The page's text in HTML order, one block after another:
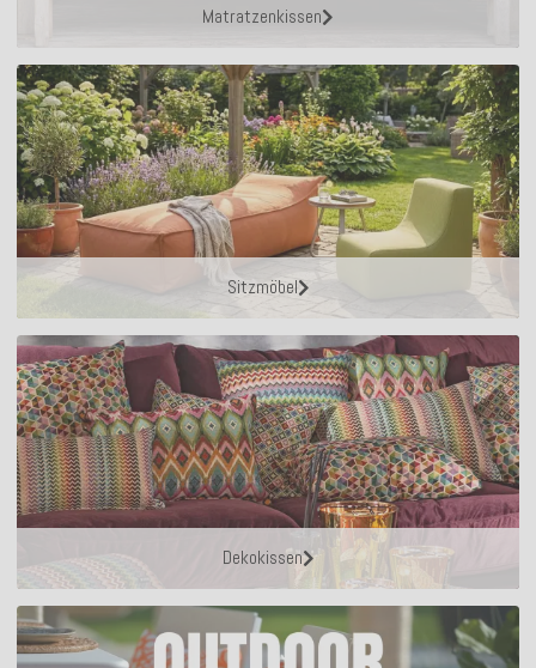
Matratzenkissen
Sitzmöbel
Dekokissen